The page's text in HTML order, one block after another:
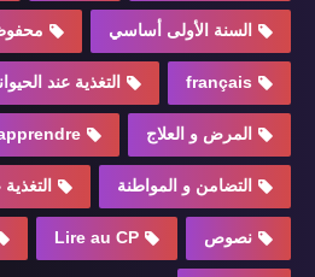
السنة الأولى أساسي
français التغذية عند
المرض و العلاج
التضامن و المواطنة
نصوص Lire au CP